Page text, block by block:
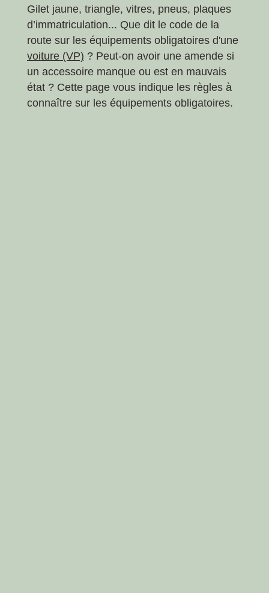
Gilet jaune, triangle, vitres, pneus, plaques
d’immatriculation... Que dit le code de la
route sur les équipements obligatoires d'une
voiture (VP) ? Peut-on avoir une amende si
un accessoire manque ou est en mauvais
état ? Cette page vous indique les règles à
connaître sur les équipements obligatoires.